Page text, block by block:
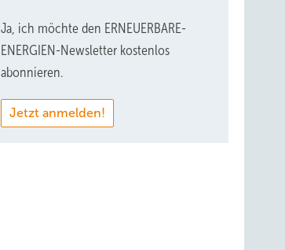
Ja, ich möchte den ERNEUERBARE-
ENERGIEN-Newsletter kostenlos
abonnieren.
Jetzt anmelden!